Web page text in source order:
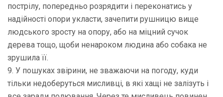
пострілу, попередньо розрядити і переконатись у
надійності опори укласти, зачепити рушницю вище
людського зросту на опору, або на міцний сучок
дерева тощо, щоби ненароком людина або собака не
зрушила її.
9. У пошуках звірини, не зважаючи на погоду, куди
тільки недоберуться мисливці, в які хащі не залізуть і